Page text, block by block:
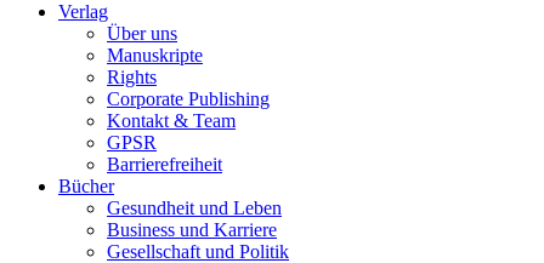
Verlag
Über uns
Manuskripte
Rights
Corporate Publishing
Kontakt & Team
GPSR
Barrierefreiheit
Bücher
Gesundheit und Leben
Business und Karriere
Gesellschaft und Politik